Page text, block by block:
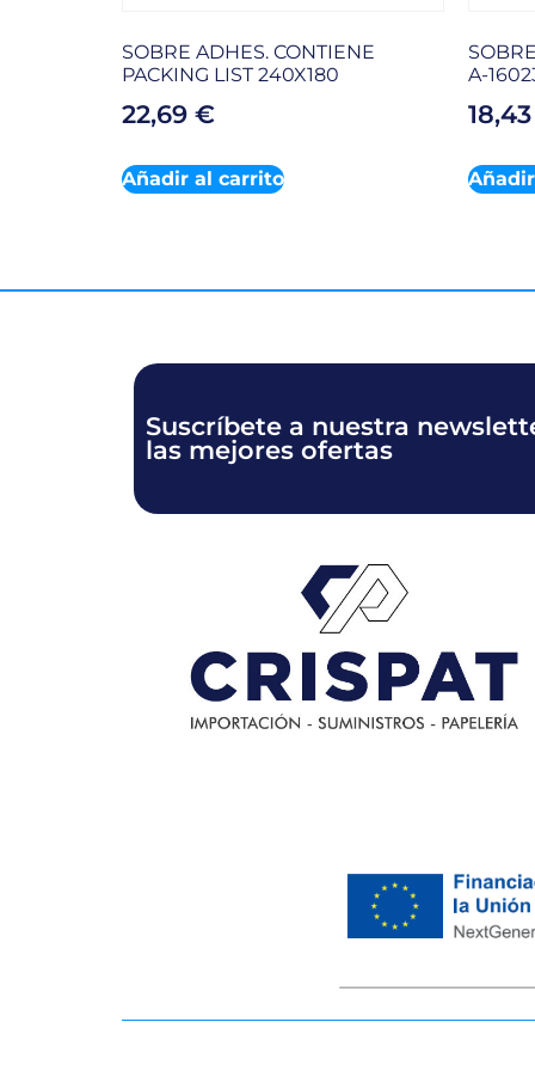
SOBRE ADHES. CONTIENE
PACKING LIST 240X180
22,69 €
Añadir al carrito
A-
Suscríbete a nuestra
las mejores ofertas